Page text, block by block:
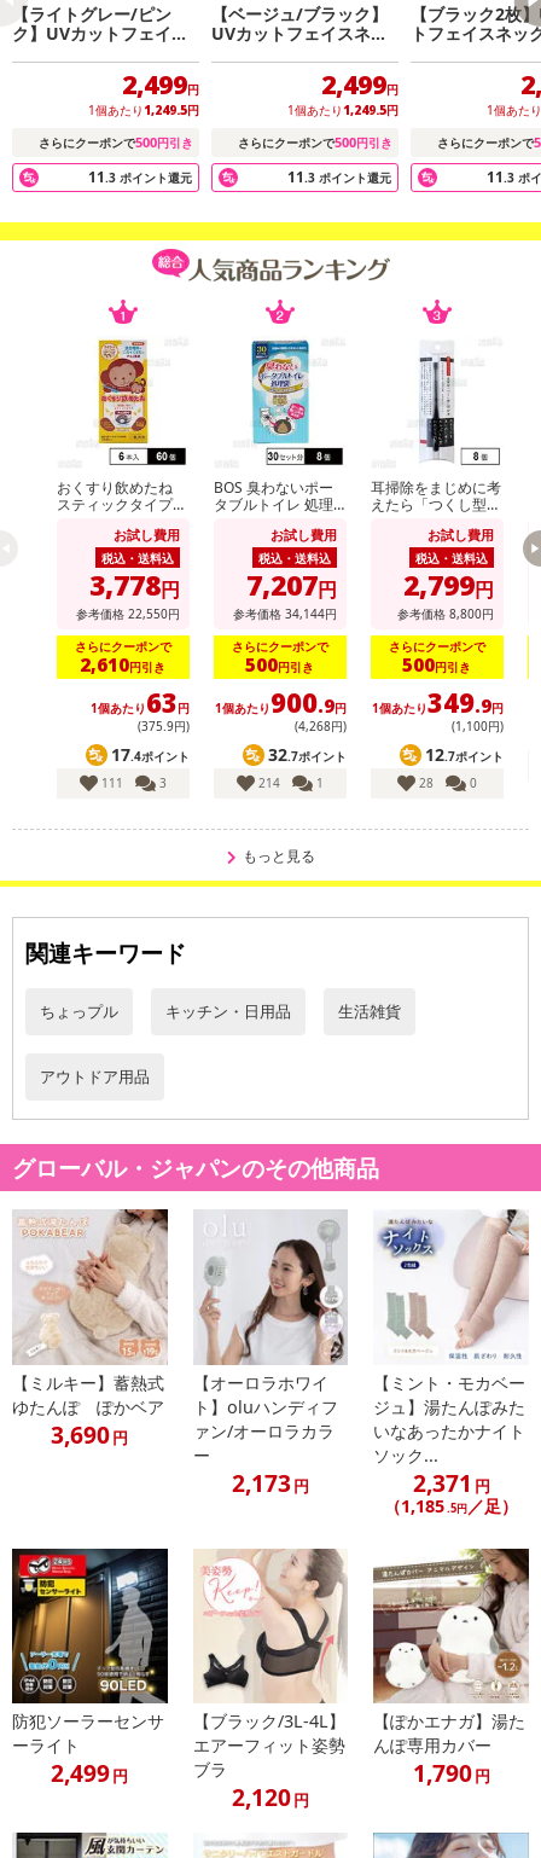
・原材料/材質/素材：本体/耳ひも：ポリエステル90％、ポリウレタ
・商品カラー：ピンク
・商品サイズ：全長79cm
・商品重量：50g
・注意事項：
●本来の用途以外では使用しないでください。
●サイズが合わない場合は使用しないでください。
●耳紐やアジャスターは強く引っ張らないでください。破損の原因
●使用中、かぶれなどお肌に異常が現れた場合はご使用をおやめく
●火気の側や高温多湿な場所、直射日光に当たる場所には保管しな
いでください。
●摩擦や汗により、色移りすることがあります。バッグ内の荷物や
●洗濯の際はネットをご使用ください。マジックテープを止めてか
●タンブラー乾燥機のご使用はお避けください。型崩れの原因とな
ります。
●蛍光増白剤入り洗剤は使用しないでください。
●色落ちや色移りの恐れがありますので、長時間に水に浸さないで
ください。
●本品は生産の工程上、形やサイズに多少の誤差が生じる場合がご
ざいます。また。商品の入荷時期により生地の色合い等若干の違い
がございます。予めご了承ください。
※リニューアルに伴いパッケージデザイン、仕様が変更になる場
合があります。
注意事項
【賞味・消費期限のある商品について】
商品到着時点でのお日持ち期間は、配送日数などにより異なります
【キャンセルについて】
※お申込み後のキャンセルはお受けできません。
記載されている内容を必ずご確認いただき、お届けする商品セット
にご納得いただきましたうえでお申し込みください。
※パッケージ変更や商品リニューアル（成分など含む）等により、
参考の掲載画像や画像内のバーコードなど、お届け商品と多少異な
る場合がございます。
また、[新たな加工食品の原料原産地表示制度]の経過措置期間の終
了により、商品詳細内に記載の原産国・原材料の表記が旧表記の場
あらかじめご了承いただいた上でお申込みください。なお、本理由
【ライトグレー/ピン
ク】UVカットフェイス
2,499円
1個あたり 1,249.5円
さらにクーポンで500円引き
11.3 ポイント還元
【ベージュ/ブラック】
UVカットフェイスネッ
2,499円
1個あたり 1,249.5円
さらにクーポンで500円引き
11.3 ポイント還元
【ブラック2枚
トフェイスネッ
1個あたり
さらにクーポンで
11.3 ポ
おくすり飲めたね
スティックタイプ
お試し費用
税込・送料込
3,778円
参考価格 22,550円
さらにクーポンで
2,610円引き
1個あたり 63円
(375.9円)
17.4ポイント
111
3
BOS 臭わないポー
タブルトイレ 処理
お試し費用
税込・送料込
7,207円
参考価格 34,144円
さらにクーポンで
500円引き
1個あたり 900.9円
(4,268円)
32.7ポイント
214
1
耳掃除をまじめに考
えたら「つくし型」
お試し費用
税込・送料込
2,799円
参考価格 8,800円
さらにクーポンで
500円引き
1個あたり349.9円
(1,100円)
12.7ポイント
28
0
もっと見る
関連キーワード
ちょっプル キッチン・日用品 生活雑貨
アウトドア用品
グローバル・ジャパンのその他商品
【ミルキー】蓄熱式
ゆたんぽ ぽかベア
3,690円
【オーロラホワイ
ト】oluハンディフ
ァン/オーロラカラ
ー
2,173円
【ミント・モカベー
ジュ】湯たんぽみた
いなあったかナイト
ソック...
2,371 円
（1,185 .5円 ／足）
防犯ソーラーセンサ
ーライト
2,499円
【ブラック/3L-4L】
エアーフィット姿勢
ブラ
2,120円
【ぽかエナガ】湯た
んぽ専用カバー
1,790円